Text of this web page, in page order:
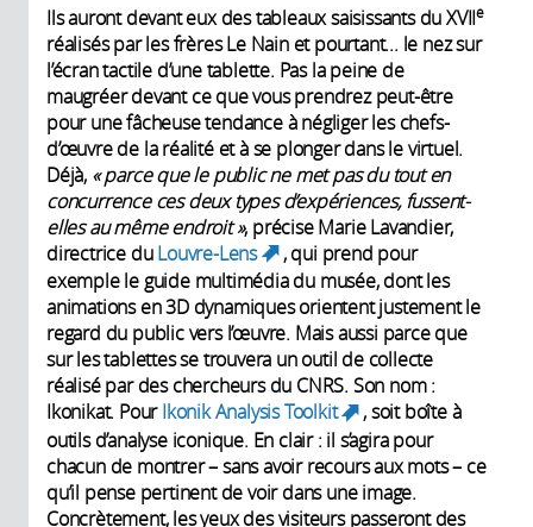
Ils auront devant eux des tableaux saisissants du XVIIe
réalisés par les frères Le Nain et pourtant... le nez sur
l’écran tactile d’une tablette. Pas la peine de
maugréer devant ce que vous prendrez peut-être
pour une fâcheuse tendance à négliger les chefs-
d’œuvre de la réalité et à se plonger dans le virtuel.
Déjà, «parce que le public ne met pas du tout en
concurrence ces deux types d’expériences, fussent-
elles au même endroit », précise Marie Lavandier,
directrice duLouvre-Lens (link is external)
, qui prend pour
exemple le guide multimédia du musée, dont les
animations en 3D dynamiques orientent justement le
regard du public vers l’œuvre. Mais aussi parce que
sur les tablettes se trouvera un outil de collecte
réalisé par des chercheurs du CNRS. Son nom :
Ikonikat. PourIkonik Analysis Toolkit
(link is
external)
, soit boîte à
outils d’analyse iconique. En clair : il s’agira pour
chacun de montrer – sans avoir recours aux mots – ce
qu’il pense pertinent de voir dans une image.
Concrètement, les yeux des visiteurs passeront des